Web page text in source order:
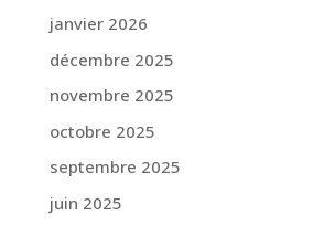
janvier 2026
décembre 2025
novembre 2025
octobre 2025
septembre 2025
juin 2025